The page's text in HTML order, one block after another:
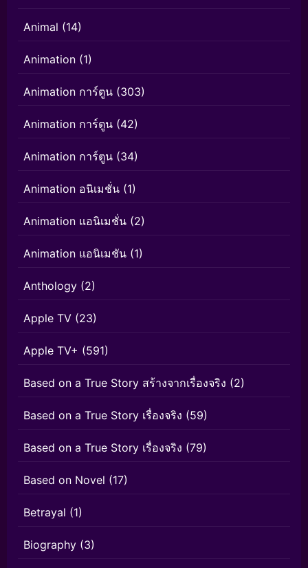
Animal (14)
Animation (1)
Animation การ์ตูน (303)
Animation การ์ตูน (42)
Animation การ์ตูน (34)
Animation อนิเมชั่น (1)
Animation แอนิเมชั่น (2)
Animation แอนิเมชัน (1)
Anthology (2)
Apple TV (23)
Apple TV+ (591)
Based on a True Story สร้างจากเรื่องจริง (2)
Based on a True Story เรื่องจริง (59)
Based on a True Story เรื่องจริง (79)
Based on Novel (17)
Betrayal (1)
Biography (3)